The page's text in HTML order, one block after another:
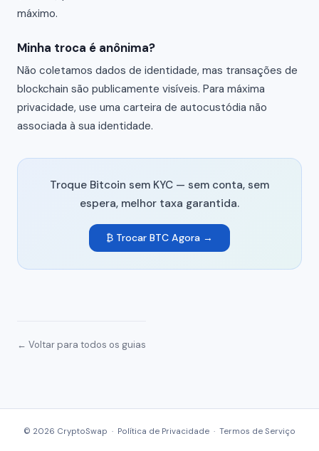
máximo.
Minha troca é anônima?
Não coletamos dados de identidade, mas transações de
blockchain são publicamente visíveis. Para máxima
privacidade, use uma carteira de autocustódia não
associada à sua identidade.
Troque Bitcoin sem KYC — sem conta, sem
espera, melhor taxa garantida.
₿ Trocar BTC Agora →
← Voltar para todos os guias
© 2026 CryptoSwap · Política de Privacidade · Termos de Serviço